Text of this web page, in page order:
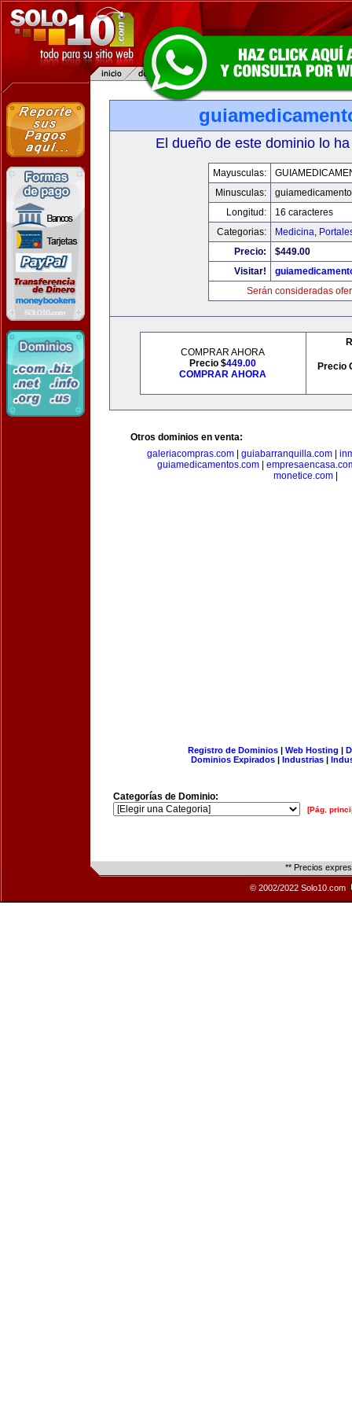
El dueño de este dominio lo
Mayusculas:
Minusculas:
Longitud:
16 caracteres
Categorias:
Medicina,
Precio:
$449.00
Visitar!
Serán consideradas
COMPRAR AHORA
Precio $449.00
COMPRAR AHORA
Precio
Otros dominios en venta:
galeriacompras.com
guiabarranquilla.com
guiamedicamentos.com|
monetice.com
Registro de Dominios| Web Hosting |
Dominios Expirados | Industrias |
Categorías de Dominio:
[Pág.
** Precios
© 2002/2022 Solo10.com